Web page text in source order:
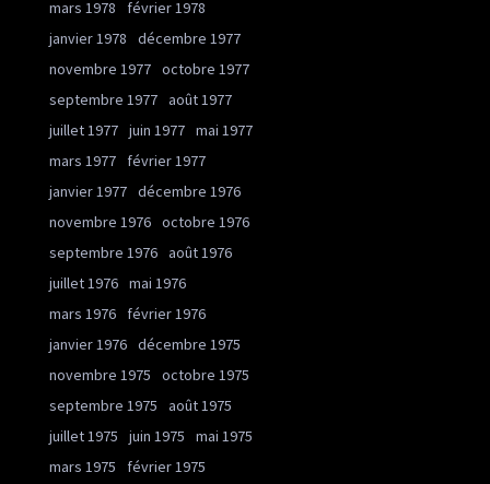
mars 1978
février 1978
janvier 1978
décembre 1977
novembre 1977 octobre 1977
septembre 1977 août 1977
juillet 1977 juin 1977 mai 1977
mars 1977
février 1977
janvier 1977 décembre 1976
novembre 1976 octobre 1976
septembre 1976 août 1976
juillet 1976 mai 1976
mars 1976
février 1976
janvier 1976 décembre 1975
novembre 1975
octobre 1975
septembre 1975
août 1975
juillet 1975
juin 1975
mai 1975
mars 1975
février 1975